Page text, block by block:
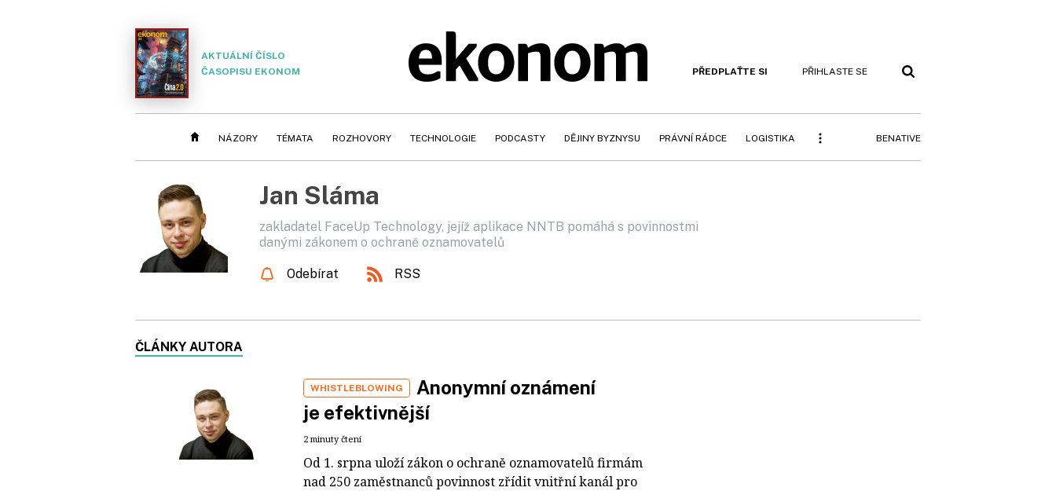
AKTUÁLNÍ ČÍSLO
ČASOPISU EKONOM
PŘEDPLAŤTE SI PŘIHLASTE SE
NÁZORY TÉMATA ROZHOVORY TECHNOLOGIE PODCASTY DĚJINY BYZNYSU PRÁVNÍ RÁDCE LOGISTIKA BENATIVE
Jan Sláma
zakladatel FaceUp Technology, jejíž aplikace NNTB pomáhá s povinnostmi
danými zákonem o ochraně oznamovatelů
Odebírat RSS
ČLÁNKY AUTORA
WHISTLEBLOWING
Anonymní oznámení
je efektivnější
2 minuty čtení
Od 1. srpna uloží zákon o ochraně oznamovatelů firmám
nad 250 zaměstnanců povinnost zřídit vnitřní kanál pro